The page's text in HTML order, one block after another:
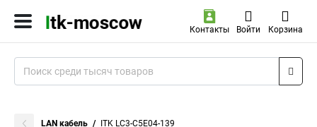
Контакты Войти Корзина
LAN кабель ITK LC3-C5E04-139